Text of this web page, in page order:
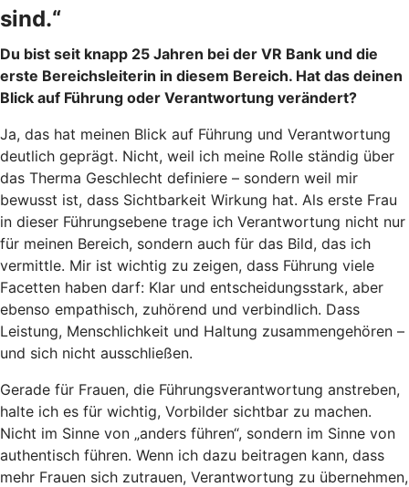
sind.“
Du bist seit knapp 25 Jahren bei der VR Bank und die
erste Bereichsleiterin in diesem Bereich. Hat das deinen
Blick auf Führung oder Verantwortung verändert?
Ja, das hat meinen Blick auf Führung und Verantwortung
deutlich geprägt. Nicht, weil ich meine Rolle ständig über
das Therma Geschlecht definiere – sondern weil mir
bewusst ist, dass Sichtbarkeit Wirkung hat. Als erste Frau
in dieser Führungsebene trage ich Verantwortung nicht nur
für meinen Bereich, sondern auch für das Bild, das ich
vermittle. Mir ist wichtig zu zeigen, dass Führung viele
Facetten haben darf: Klar und entscheidungsstark, aber
ebenso empathisch, zuhörend und verbindlich. Dass
Leistung, Menschlichkeit und Haltung zusammengehören –
und sich nicht ausschließen.
Gerade für Frauen, die Führungsverantwortung anstreben,
halte ich es für wichtig, Vorbilder sichtbar zu machen.
Nicht im Sinne von „anders führen“, sondern im Sinne von
authentisch führen. Wenn ich dazu beitragen kann, dass
mehr Frauen sich zutrauen, Verantwortung zu übernehmen,